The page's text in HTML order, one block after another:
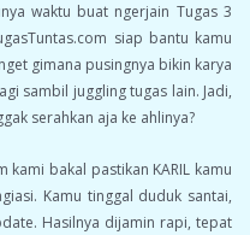
waktu buat ngerjain Tugas 3
siap bantu kamu
gimana pusingnya bikin karya
sambil juggling tugas lain. Jadi,
serahkan aja ke ahlinya?
bakal pastikan KARIL kamu
Kamu tinggal duduk santai,
Hasilnya dijamin rapi, tepat